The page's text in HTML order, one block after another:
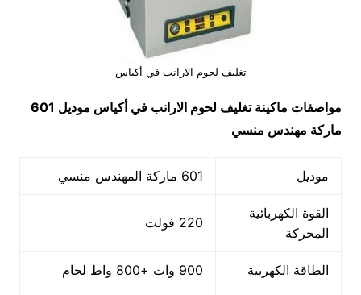
تغليف لحوم الارانب في أكياس
مواصفات ماكينةتغليف لحوم الارانب في أكياس
موديل 601
ماركة مهندس منسي
موديل 601 ماركة المهندس منسي
القوة الكهربائية
المحركة
220 فولت
الطاقة الكهربية 900 وات +800 واط لحام